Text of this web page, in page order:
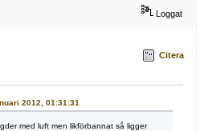
Loggat
Citera
2012, 01:31:31
med luft men likförbannat så ligger